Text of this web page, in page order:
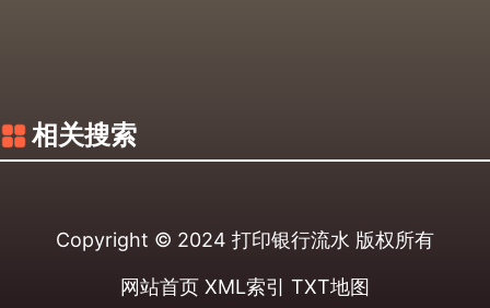
相关搜索
Copyright © 2024 打印银行流水 版权所有
网站首页 XML索引 TXT地图